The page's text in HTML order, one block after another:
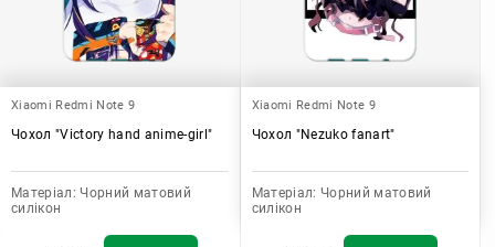
Xiaomi Redmi Note 9
Чохол "Victory hand anime-girl"
Матеріал: Чорний матовий
силікон
Xiaomi Redmi Note 9
Чохол "Nezuko fanart"
Матеріал: Чорний матовий
силікон